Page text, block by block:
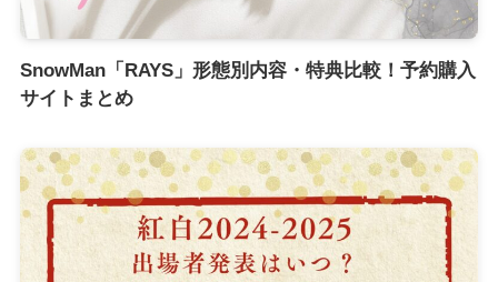
SnowMan「RAYS」形態別内容・特典比較！予約購入
サイトまとめ